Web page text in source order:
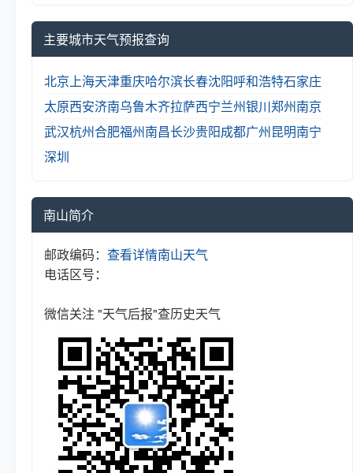
主要城市天气预报查询
北京上海天津重庆哈尔滨长春沈阳呼和浩特石家庄
太原西安济南乌鲁木齐拉萨西宁兰州银川郑州南京
武汉杭州合肥福州南昌长沙贵阳成都广州昆明南宁
深圳
南山简介
邮政编码：
电话区号：
查看详情南山天气
微信关注 "天气后报"查历史天气